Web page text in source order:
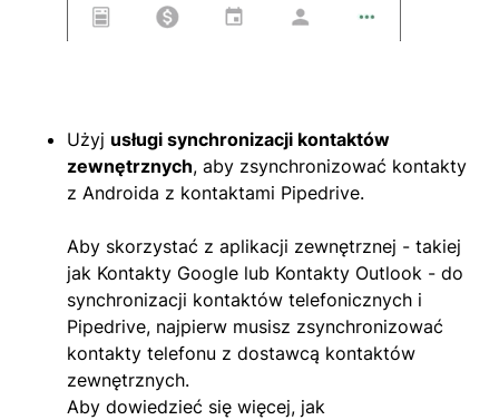
Użyj usługi synchronizacji kontaktów
zewnętrznych, aby zsynchronizować kontakty
z Androida z kontaktami Pipedrive.
Aby skorzystać z aplikacji zewnętrznej - takiej
jak Kontakty Google lub Kontakty Outlook - do
synchronizacji kontaktów telefonicznych i
Pipedrive, najpierw musisz zsynchronizować
kontakty telefonu z dostawcą kontaktów
zewnętrznych.
Aby dowiedzieć się więcej, jak